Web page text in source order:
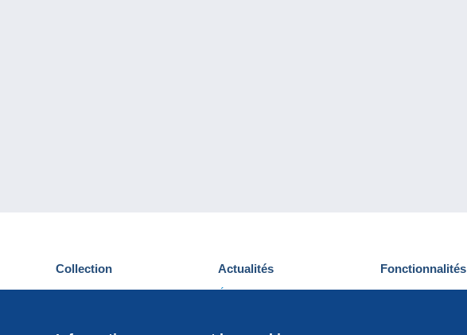
Collection
Cartes postales
Actualités
Événements Delcampe
Fonctionnalités
Nouveautés